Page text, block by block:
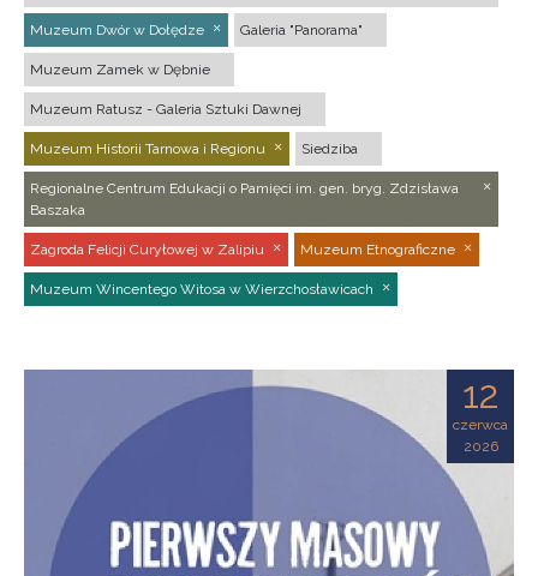
Muzeum Dwór w Dołędze Galeria "Panorama"
Muzeum Zamek w Dębnie
Muzeum Ratusz - Galeria Sztuki Dawnej
Muzeum Historii Tarnowa i Regionu Siedziba
Regionalne Centrum Edukacji o Pamięci im. gen. bryg. Zdzisława
Baszaka
Zagroda Felicji Curyłowej w Zalipiu Muzeum Etnograficzne
Muzeum Wincentego Witosa w Wierzchosławicach
12
czerwca
2026